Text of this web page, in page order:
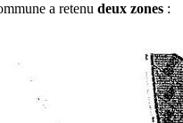
a retenu deux zones :